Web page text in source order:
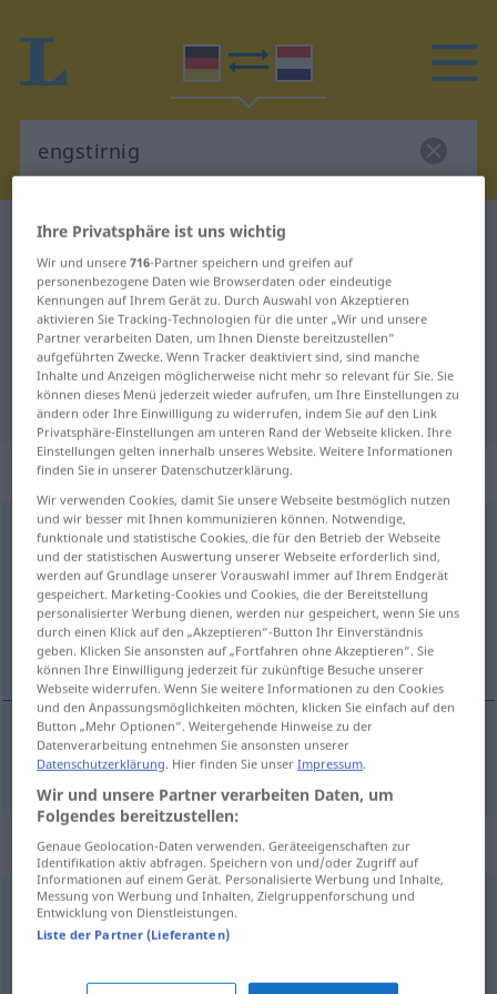
Deutsch-Niederländisch Wörterbuch
Deutsch-Niederländisch
Übersetzung für "engstirnig"
"engstirnig" Niederländisch
Übersetzung
„engstirnig“
engstirnig
Übersicht aller Übersetzungen
(Für mehr Details die Übersetzung anklicken/antippen)
bekrompen
bekrompen engstirnig
Synonyme für "engstirnig"
bieder,provinziell,spießig (Hauptform)
Ihre Privatsphäre ist uns wichtig
Wir und unsere716-Partner speichern und greifen auf
personenbezogene Daten wie Browserdaten oder eindeutige
Kennungen auf Ihrem Gerät zu. Durch Auswahl von Akzeptieren
aktivieren Sie Tracking-Technologien für die unter „Wir und unsere
Partner verarbeiten Daten, um Ihnen Dienste bereitzustellen“
aufgeführten Zwecke. Wenn Tracker deaktiviert sind, sind manche
Inhalte und Anzeigen möglicherweise nicht mehr so relevant für Sie. Sie
können dieses Menü jederzeit wieder aufrufen, um Ihre Einstellungen zu
ändern oder Ihre Einwilligung zu widerrufen, indem Sie auf den Link
Privatsphäre-Einstellungen am unteren Rand der Webseite klicken. Ihre
Einstellungen gelten innerhalb unseres Website. Weitere Informationen
finden Sie in unserer Datenschutzerklärung.
Wir verwenden Cookies, damit Sie unsere Webseite bestmöglich nutzen
und wir besser mit Ihnen kommunizieren können. Notwendige,
funktionale und statistische Cookies, die für den Betrieb der Webseite
und der statistischen Auswertung unserer Webseite erforderlich sind,
werden auf Grundlage unserer Vorauswahl immer auf Ihrem Endgerät
gespeichert. Marketing-Cookies und Cookies, die der Bereitstellung
personalisierter Werbung dienen, werden nur gespeichert, wenn Sie uns
durch einen Klick auf den „Akzeptieren“-Button Ihr Einverständnis
geben. Klicken Sie ansonsten auf „Fortfahren ohne Akzeptieren“. Sie
können Ihre Einwilligung jederzeit für zukünftige Besuche unserer
Webseite widerrufen. Wenn Sie weitere Informationen zu den Cookies
und den Anpassungsmöglichkeiten möchten, klicken Sie einfach auf den
Button „Mehr Optionen“. Weitergehende Hinweise zu der
Datenverarbeitung entnehmen Sie ansonsten unserer
Datenschutzerklärung. Hier finden Sie unserImpressum.
Wir und unsere Partner verarbeiten Daten, um
Folgendes bereitzustellen:
Genaue Geolocation-Daten verwenden. Geräteeigenschaften zur
Identifikation aktiv abfragen. Speichern von und/oder Zugriff auf
Informationen auf einem Gerät. Personalisierte Werbung und Inhalte,
Messung von Werbung und Inhalten, Zielgruppenforschung und
Entwicklung von Dienstleistungen.
Liste der Partner (Lieferanten)